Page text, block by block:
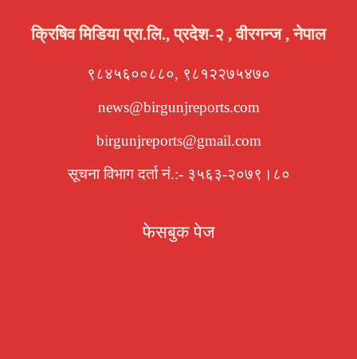
क्रिषिव मिडिया प्रा.लि., प्रदेश-२ , वीरगन्ज , नेपाल
९८४५६००८८०, ९८१२२७५४७०
news@birgunjreports.com
birgunjreports@gmail.com
सूचना विभाग दर्ता नं.:- ३५६३-२०७९।८०
फेसबुक पेज